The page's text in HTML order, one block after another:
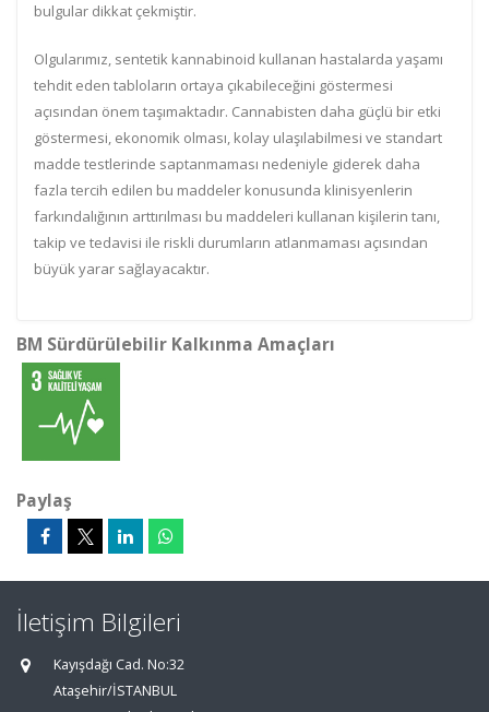
bulgular dikkat çekmiştir.
Olgularımız, sentetik kannabinoid kullanan hastalarda yaşamı
tehdit eden tabloların ortaya çıkabileceğini göstermesi
açısından önem taşımaktadır. Cannabisten daha güçlü bir etki
göstermesi, ekonomik olması, kolay ulaşılabilmesi ve standart
madde testlerinde saptanmaması nedeniyle giderek daha
fazla tercih edilen bu maddeler konusunda klinisyenlerin
farkındalığının arttırılması bu maddeleri kullanan kişilerin tanı,
takip ve tedavisi ile riskli durumların atlanmaması açısından
büyük yarar sağlayacaktır.
BM Sürdürülebilir Kalkınma Amaçları
Paylaş
İletişim Bilgileri
Kayışdağı Cad. No:32
Ataşehir/İSTANBUL